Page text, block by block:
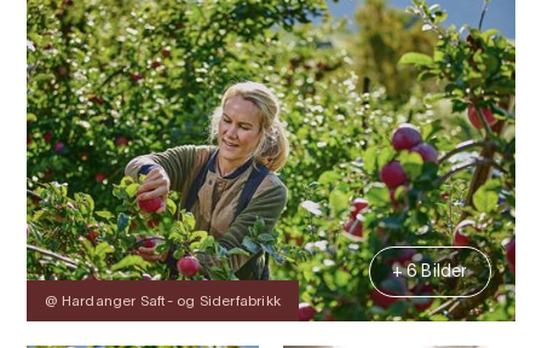
@ Hardanger Saft- og Siderfabrikk
+ 6 Bilder